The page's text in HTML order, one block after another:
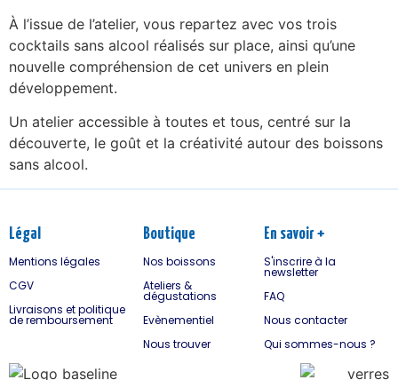
À l’issue de l’atelier, vous repartez avec vos trois
cocktails sans alcool réalisés sur place, ainsi qu’une
nouvelle compréhension de cet univers en plein
développement.
Un atelier accessible à toutes et tous, centré sur la
découverte, le goût et la créativité autour des boissons
sans alcool.
Légal
Mentions légales
CGV
Livraisons et politique
de remboursement
Boutique
Nos boissons
Ateliers &
dégustations
Evènementiel
Nous trouver
En savoir +
S'inscrire à la
newsletter
FAQ
Nous contacter
Qui sommes-nous ?